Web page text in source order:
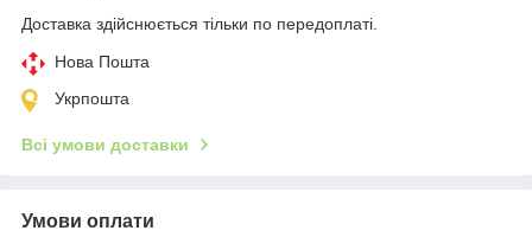
Доставка здійснюється тільки по передоплаті.
Нова Пошта
Укрпошта
Всі умови доставки
Умови оплати